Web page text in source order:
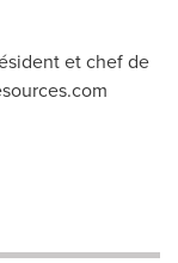
et chef de